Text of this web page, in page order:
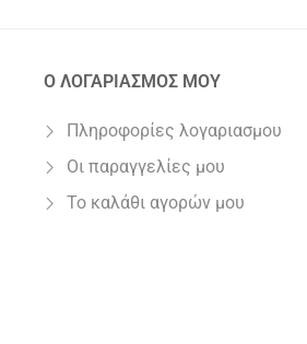
Ο ΛΟΓΑΡΙΑΣΜΟΣ ΜΟΥ
Πληροφορίες λογαριασμου
Οι παραγγελίες μου
Το καλάθι αγορών μου